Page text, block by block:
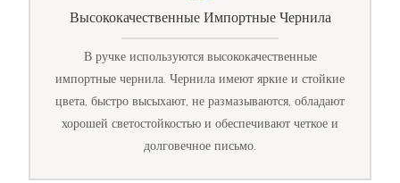
Высококачественные Импортные Чернила
В ручке используются высококачественные
импортные чернила. Чернила имеют яркие и стойкие
цвета, быстро высыхают, не размазываются, обладают
хорошей светостойкостью и обеспечивают четкое и
долговечное письмо.